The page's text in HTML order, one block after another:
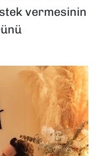
vermesinin